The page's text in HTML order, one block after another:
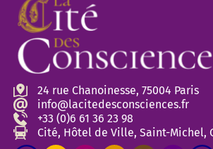
24 rue Chanoinesse, 75004 Paris
info@lacitedesconsciences.fr
+33 (0)6 61 36 23 98
Cité, Hôtel de Ville, Saint-Michel,